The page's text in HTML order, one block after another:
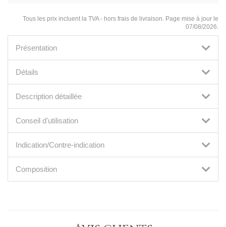
Tous les prix incluent la TVA - hors frais de livraison. Page mise à jour le
07/08/2026.
Présentation
Détails
Description détaillée
Conseil d'utilisation
Indication/Contre-indication
Composition